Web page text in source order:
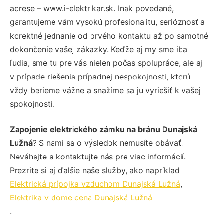
adrese – www.i-elektrikar.sk. Inak povedané,
garantujeme vám vysokú profesionalitu, serióznosť a
korektné jednanie od prvého kontaktu až po samotné
dokončenie vašej zákazky. Keďže aj my sme iba
ľudia, sme tu pre vás nielen počas spolupráce, ale aj
v prípade riešenia prípadnej nespokojnosti, ktorú
vždy berieme vážne a snažíme sa ju vyriešiť k vašej
spokojnosti.
Zapojenie elektrického zámku na bránu Dunajská
Lužná? S nami sa o výsledok nemusíte obávať.
Neváhajte a kontaktujte nás pre viac informácií.
Prezrite si aj ďalšie naše služby, ako napríklad
Elektrická prípojka vzduchom Dunajská Lužná,
Elektrika v dome cena Dunajská Lužná
.